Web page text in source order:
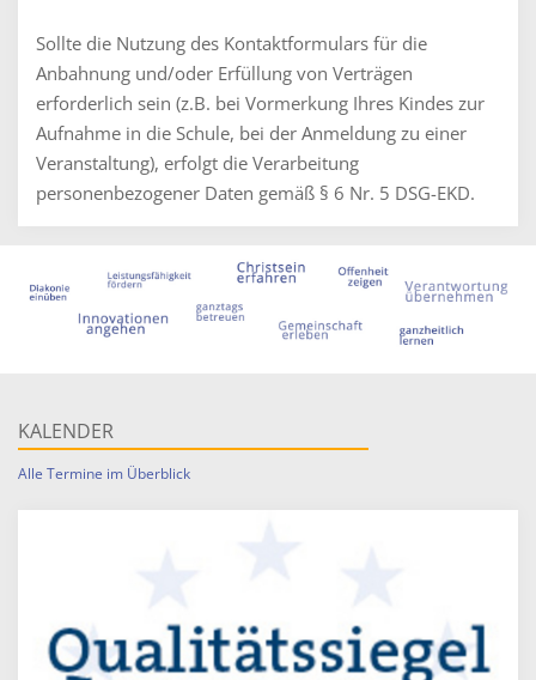
Sollte die Nutzung des Kontaktformulars für die
Anbahnung und/oder Erfüllung von Verträgen
erforderlich sein (z.B. bei Vormerkung Ihres Kindes zur
Aufnahme in die Schule, bei der Anmeldung zu einer
Veranstaltung), erfolgt die Verarbeitung
personenbezogener Daten gemäß § 6 Nr. 5 DSG-EKD.
KALENDER
Alle Termine im Überblick